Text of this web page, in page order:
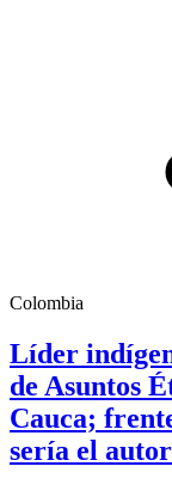
Colombia
Líder
de Asuntos
Cauca;
sería el autor